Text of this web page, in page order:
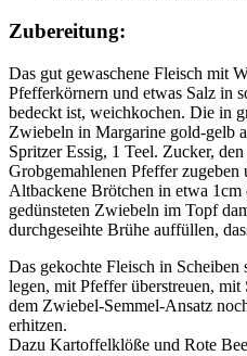
Zubereitung:
Das gut gewaschene Fleisch mit
Pfefferkörnern und etwas Salz in
bedeckt ist, weichkochen. Die in
Zwiebeln in Margarine gold-gelb
Spritzer Essig, 1 Teel. Zucker,
Grobgemah­lenen Pfeffer
Altbackene Brötchen in etwa 1cm
gedünsteten Zwiebeln im Topf
durchgeseihte Brühe auffüllen,
Das gekochte Fleisch in Scheiben
legen, mit Pfeffer überstreuen,
dem Zwiebel-Semmel-Ansatz
erhitzen.
Dazu Kartoffelklöße und Rote